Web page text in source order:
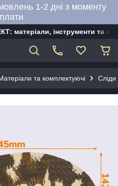
1-2 дні з моменту
матеріали, інструменти та
та комплектуючі Сліди